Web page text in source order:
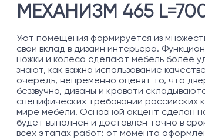
МЕХАНИЗМ 465
Уют помещения формируется из
свой вклад в дизайн интерьера.
ножки и колеса сделают мебель более
знают, как важно использование
очередь, непременно оценят то, что
беззвучно, диваны и кровати
специфических требований
мире мебели. Основной акцент сделан
будет выполнен и доставлен точно в
всех этапах работ: от момента